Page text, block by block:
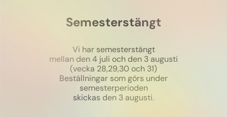
Semesterstängt
Vi har semesterstängt
mellan den 4 juli och den 3 augusti
(vecka 28,29,30 och 31)
Beställningar som görs under
semesterperioden
skickas den 3 augusti.